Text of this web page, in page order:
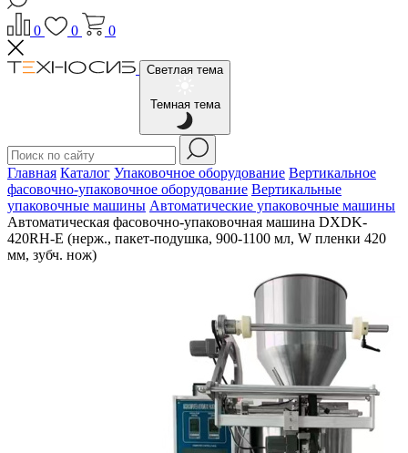
0 0 0
Светлая тема
Темная тема
Главная Каталог Упаковочное оборудование Вертикальное
фасовочно-упаковочное оборудование Вертикальные
упаковочные машины Автоматические упаковочные машины
Автоматическая фасовочно-упаковочная машина DXDK-
420RH-E (нерж., пакет-подушка, 900-1100 мл, W пленки 420
мм, зубч. нож)